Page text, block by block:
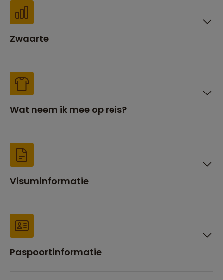
Zwaarte
Wat neem ik mee op reis?
Visuminformatie
Paspoortinformatie